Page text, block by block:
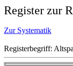
Register zur
Zur Systematik
Registerbegriff: